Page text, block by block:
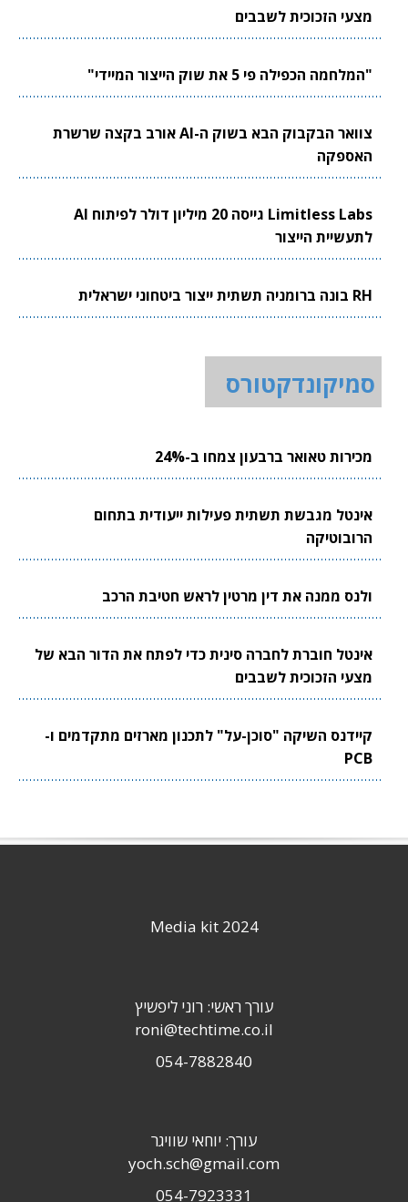
מצעי הזכוכית לשבבים
"המלחמה הכפילה פי 5 את שוק הייצור המיידי"
צוואר הבקבוק הבא בשוק ה-AI אורב בקצה שרשרת
האספקה
Limitless Labs גייסה 20 מיליון דולר לפיתוח AI
לתעשיית הייצור
RH בונה ברומניה תשתית ייצור ביטחוני ישראלית
סמיקונדקטורס
מכירות טאואר ברבעון צמחו ב-24%
אינטל מגבשת תשתית פעילות ייעודית בתחום
הרובוטיקה
ולנס ממנה את דין מרטין לראש חטיבת הרכב
אינטל חוברת לחברה סינית כדי לפתח את הדור הבא של
מצעי הזכוכית לשבבים
קיידנס השיקה "סוכן-על" לתכנון מארזים מתקדמים ו-
PCB
Media kit 2024
עורך ראשי: רוני ליפשיץ
roni@techtime.co.il
054-7882840
עורך: יוחאי שוויגר
yoch.sch@gmail.com
054-7923331